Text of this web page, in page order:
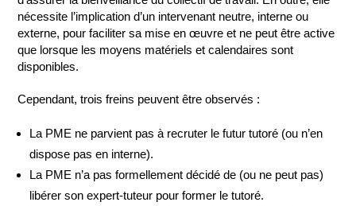
nécessite l’implication d’un intervenant neutre, interne ou
externe, pour faciliter sa mise en œuvre et ne peut être active
que lorsque les moyens matériels et calendaires sont
disponibles.
Cependant, trois freins peuvent être observés :
La PME ne parvient pas à recruter le futur tutoré (ou n’en
dispose pas en interne).
La PME n’a pas formellement décidé de (ou ne peut pas)
libérer son expert-tuteur pour former le tutoré.